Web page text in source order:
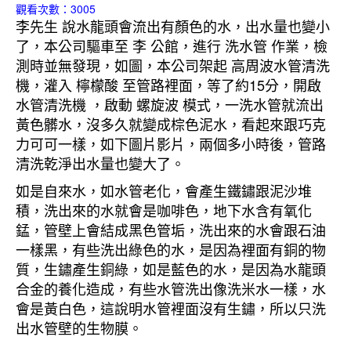
觀看次數：3005
李先生 說水龍頭會流出有顏色的水，出水量也變小
了，本公司驅車至 李 公館，進行 洗水管 作業，檢
測時並無發現，如圖，本公司架起 高周波水管清洗
機，灌入 檸檬酸 至管路裡面，等了約15分，開啟
水管清洗機 ，啟動 螺旋波 模式，一洗水管就流出
黃色髒水，沒多久就變成棕色泥水，看起來跟巧克
力可可一樣，如下圖片影片，兩個多小時後，管路
清洗乾淨出水量也變大了。
如是自來水，如水管老化，會產生鐵鏽跟泥沙堆
積，洗出來的水就會是咖啡色，地下水含有氧化
錳，管壁上會結成黑色管垢，洗出來的水會跟石油
一樣黑，有些洗出綠色的水，是因為裡面有銅的物
質，生鏽產生銅綠，如是藍色的水，是因為水龍頭
合金的養化造成，有些水管洗出像洗米水一樣，水
會是黃白色，這說明水管裡面沒有生鏽，所以只洗
出水管壁的生物膜。